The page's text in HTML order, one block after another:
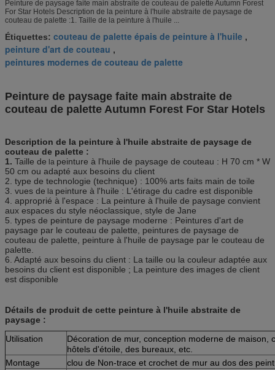
Peinture de paysage faite main abstraite de couteau de palette Autumn Forest
For Star Hotels Description de la peinture à l'huile abstraite de paysage de
couteau de palette :1. Taille de la peinture à l'huile ...
Étiquettes: couteau de palette épais de peinture à l'huile ,
peinture d'art de couteau ,
peintures modernes de couteau de palette
Peinture de paysage faite main abstraite de
couteau de palette Autumn Forest For Star Hotels
Description de la peinture à l'huile abstraite de paysage de
couteau de palette :
1. Taille de la peinture à l'huile de paysage de couteau : H 70 cm * W
50 cm ou adapté aux besoins du client
2. type de technologie (technique) : 100% arts faits main de toile
3. vues de la peinture à l'huile : L'étirage du cadre est disponible
4. approprié à l'espace : La peinture à l'huile de paysage convient
aux espaces du style néoclassique, style de Jane
5. types de peinture de paysage moderne : Peintures d'art de
paysage par le couteau de palette peintures de paysage de
couteau de palette, peinture à l'huile de paysage par le couteau de
palette.
6. Adapté aux besoins du client : La taille ou la couleur adaptée aux
besoins du client est disponible ; La peinture des images de client
est disponible
Détails de produit de cette peinture à l'huile abstraite de
paysage :
Utilisation
Décoration de mur, conception moderne de maison,
hôtels d'étoile, des bureaux, etc.
Montage
clou de Non-trace et crochet de mur au dos des